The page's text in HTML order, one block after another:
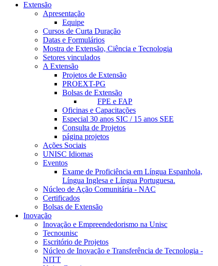
Extensão
Apresentação
Equipe
Cursos de Curta Duração
Datas e Formulários
Mostra de Extensão, Ciência e Tecnologia
Setores vinculados
A Extensão
Projetos de Extensão
PROEXT-PG
Bolsas de Extensão
FPE e FAP
Oficinas e Capacitações
Especial 30 anos SIC / 15 anos SEE
Consulta de Projetos
página projetos
Ações Sociais
UNISC Idiomas
Eventos
Exame de Proficiência em Língua Espanhola,
Língua Inglesa e Língua Portuguesa.
Núcleo de Ação Comunitária - NAC
Certificados
Bolsas de Extensão
Inovação
Inovação e Empreendedorismo na Unisc
Tecnounisc
Escritório de Projetos
Núcleo de Inovação e Transferência de Tecnologia -
NITT